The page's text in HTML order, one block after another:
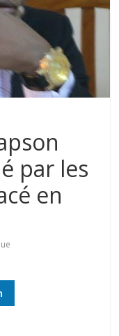
par les
en